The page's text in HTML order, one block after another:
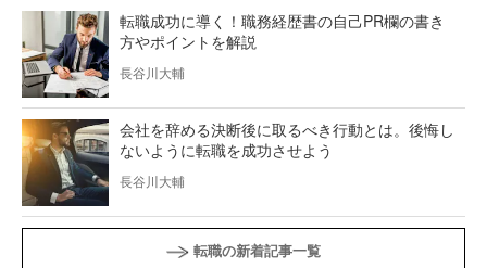
転職成功に導く！職務経歴書の自己PR欄の書き
方やポイントを解説
長谷川大輔
会社を辞める決断後に取るべき行動とは。後悔し
ないように転職を成功させよう
長谷川大輔
転職の新着記事一覧